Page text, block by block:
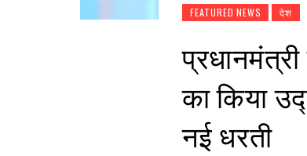
FEATURED NEWS देश
का किया
नई धरती